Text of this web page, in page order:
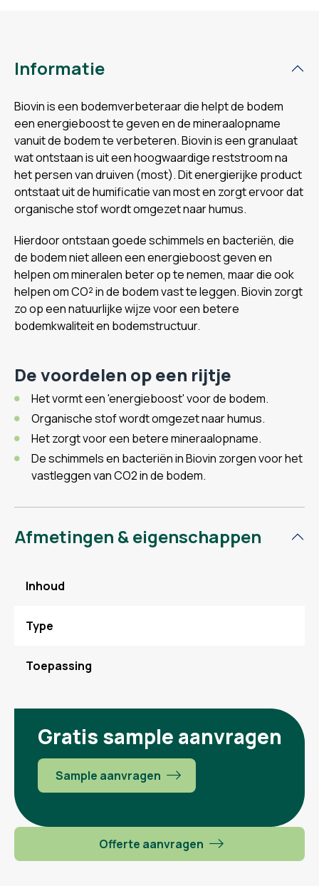
Informatie
Biovin is een bodemverbeteraar die helpt de bodem
een energieboost te geven en de mineraalopname
vanuit de bodem te verbeteren. Biovin is een granulaat
wat ontstaan is uit een hoogwaardige reststroom na
het persen van druiven (most). Dit energierijke product
ontstaat uit de humificatie van most en zorgt ervoor dat
organische stof wordt omgezet naar humus.
Hierdoor ontstaan goede schimmels en bacteriën, die
de bodem niet alleen een energieboost geven en
helpen om mineralen beter op te nemen, maar die ook
helpen om CO² in de bodem vast te leggen. Biovin zorgt
zo op een natuurlijke wijze voor een betere
bodemkwaliteit en bodemstructuur.
De voordelen op een rijtje
Het vormt een 'energieboost' voor de bodem.
Organische stof wordt omgezet naar humus.
Het zorgt voor een betere mineraalopname.
De schimmels en bacteriën in Biovin zorgen voor het
vastleggen van CO2 in de bodem.
Afmetingen & eigenschappen
Inhoud
Type
Toepassing
Gratis sample aanvragen
Sample aanvragen
Offerte aanvragen